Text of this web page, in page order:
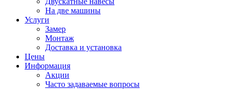
На две машины
Услуги
Замер
Монтаж
Доставка и установка
Цены
Информация
Акции
Часто задаваемые вопросы